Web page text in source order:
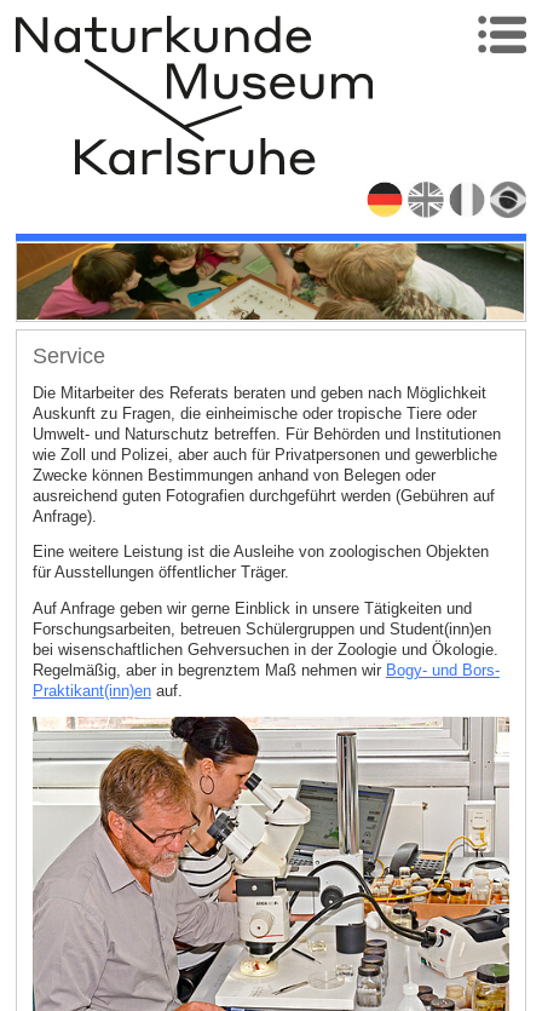
Service
Die Mitarbeiter des Referats beraten und geben nach Möglichkeit
Auskunft zu Fragen, die einheimische oder tropische Tiere oder
Umwelt- und Naturschutz betreffen. Für Behörden und Institutionen
wie Zoll und Polizei, aber auch für Privatpersonen und gewerbliche
Zwecke können Bestimmungen anhand von Belegen oder
ausreichend guten Fotografien durchgeführt werden (Gebühren auf
Anfrage).
Eine weitere Leistung ist die Ausleihe von zoologischen Objekten
für Ausstellungen öffentlicher Träger.
Auf Anfrage geben wir gerne Einblick in unsere Tätigkeiten und
Forschungsarbeiten, betreuen Schülergruppen und Student(inn)en
bei wisenschaftlichen Gehversuchen in der Zoologie und Ökologie.
Regelmäßig, aber in begrenztem Maß nehmen wir Bogy- und Bors-
Praktikant(inn)enauf.